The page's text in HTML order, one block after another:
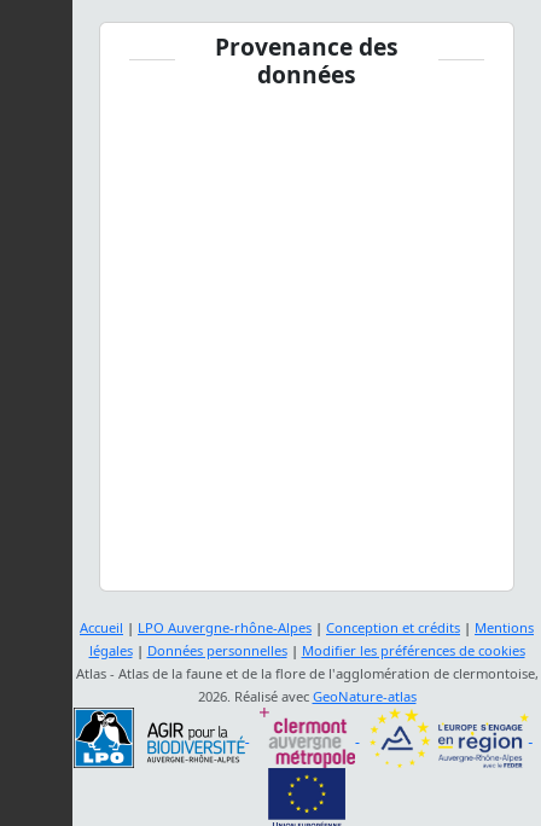
Provenance des
données
Accueil | LPO Auvergne-rhône-Alpes | Conception et crédits | Mentions
légales| Données personnelles| Modifier les préférences de cookies
Atlas - Atlas de la faune et de la flore de l'agglomération de clermontoise,
2026. Réalisé avec GeoNature-atlas